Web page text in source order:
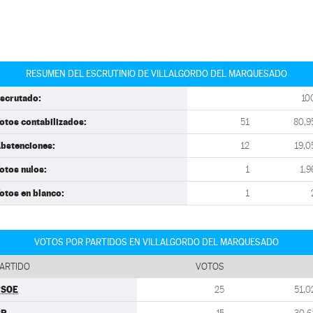
RESUMEN DEL ESCRUTINIO DE VILLALGORDO DEL MARQUESADO
contabilizados: 51
12
nulos: 1
en blanco: 1
VOTOS POR PARTIDOS EN VILLALGORDO DEL MARQUESADO
VOTOS
25